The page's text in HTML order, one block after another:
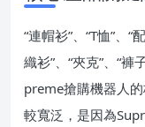
“連帽衫”、“T恤”、“
織衫”、“夾克”、“褲
preme搶購機器人
較寬泛，是因為